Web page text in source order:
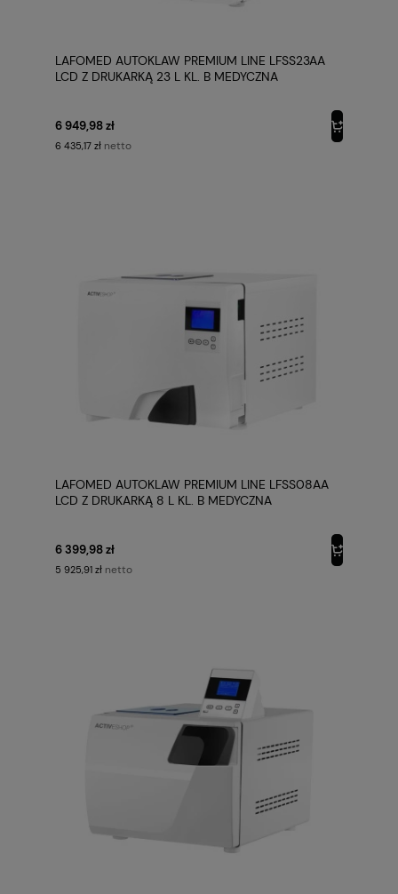
LAFOMED AUTOKLAW PREMIUM LINE LFSS23AA
LCD Z DRUKARKĄ 23 L KL. B MEDYCZNA
6 949,98 zł
6 435,17 zł netto
LAFOMED AUTOKLAW PREMIUM LINE LFSS08AA
LCD Z DRUKARKĄ 8 L KL. B MEDYCZNA
6 399,98 zł
5 925,91 zł netto